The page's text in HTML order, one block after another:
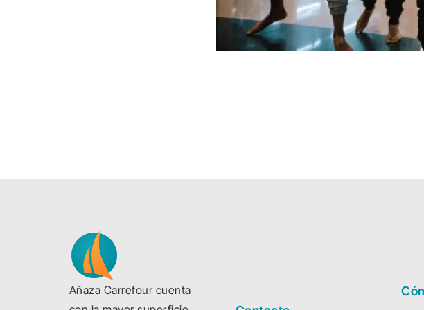
Añaza Carrefour cuenta